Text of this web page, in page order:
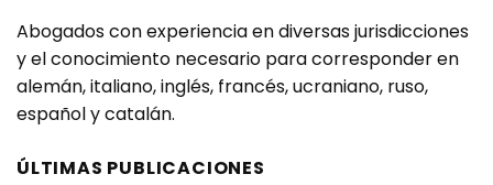
Abogados con experiencia en diversas jurisdicciones
y el conocimiento necesario para corresponder en
alemán, italiano, inglés, francés, ucraniano, ruso,
español y catalán.
ÚLTIMAS PUBLICACIONES